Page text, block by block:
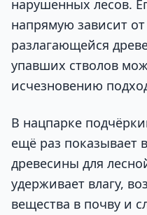
нарушенных лесов.
напрямую зависит
разлагающейся
упавших стволов
исчезновению
В нацпарке
ещё раз показывает
древесины для
удерживает влагу,
вещества в почву и